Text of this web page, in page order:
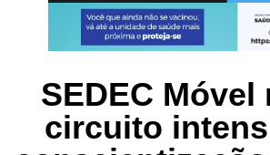
SEDEC Móvel
circuito